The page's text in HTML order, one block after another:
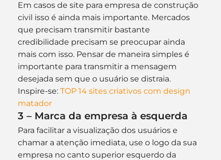
Em casos de site para empresa de construção
civil isso é ainda mais importante. Mercados
que precisam transmitir bastante
credibilidade precisam se preocupar ainda
mais com isso. Pensar de maneira simples é
importante para transmitir a mensagem
desejada sem que o usuário se distraia.
Inspire-se: TOP 14 sites criativos com design
matador
3 – Marca da empresa à esquerda
Para facilitar a visualização dos usuários e
chamar a atenção imediata, use o logo da sua
empresa no canto superior esquerdo da